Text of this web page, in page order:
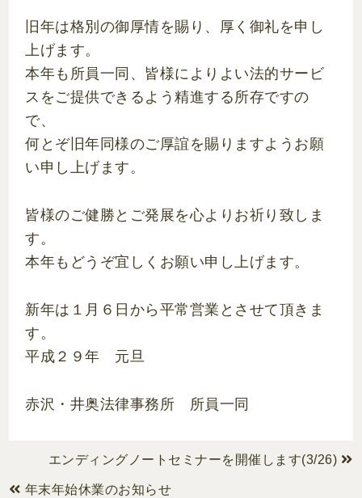
旧年は格別の御厚情を賜り、厚く御礼を申し
上げます。
本年も所員一同、皆様によりよい法的サービ
スをご提供できるよう精進する所存ですの
で、
何とぞ旧年同様のご厚誼を賜りますようお願
い申し上げます。
皆様のご健勝とご発展を心よりお祈り致しま
す。
本年もどうぞ宜しくお願い申し上げます。
新年は１月６日から平常営業とさせて頂きま
す。
平成２９年 元旦
赤沢・井奥法律事務所 所員一同
エンディングノートセミナーを開催します(3/26)
年末年始休業のお知らせ